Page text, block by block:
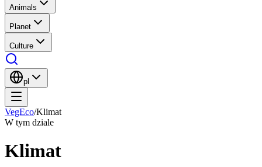
Animals
Planet
Culture
pl
VegEco/Klimat
W tym dziale
Klimat